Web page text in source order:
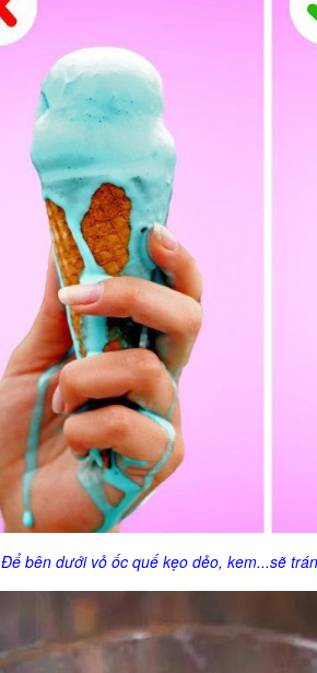
Để bên dưới vỏ ốc quế kẹo dẻo, kem...sẽ